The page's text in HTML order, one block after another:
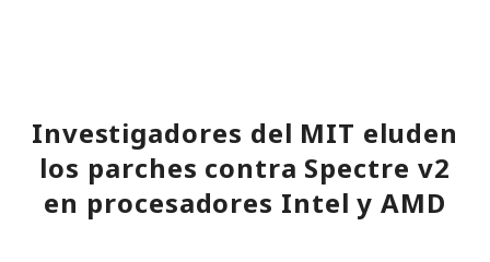
Investigadores del MIT eluden
los parches contra Spectre v2
en procesadores Intel y AMD